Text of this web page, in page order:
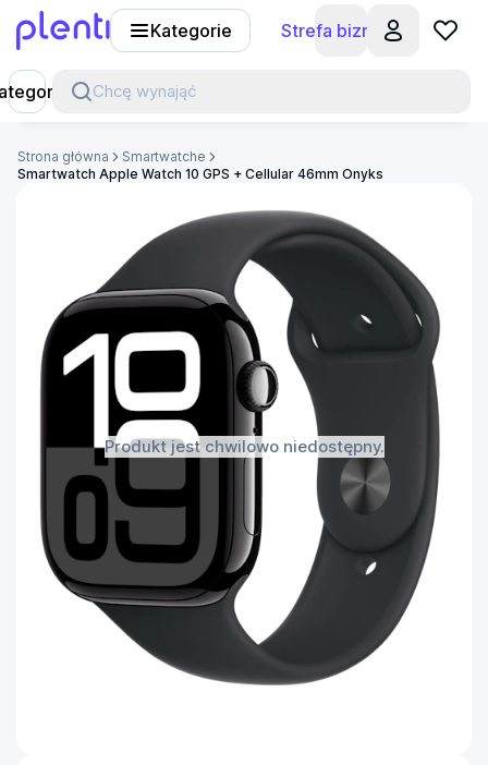
Kategorie Strefa biznesu
Chcę wynająć
Strona główna
Smartwatche
Smartwatch Apple Watch 10 GPS + Cellular 46mm Onyks
Produkt jest chwilowo niedostępny.